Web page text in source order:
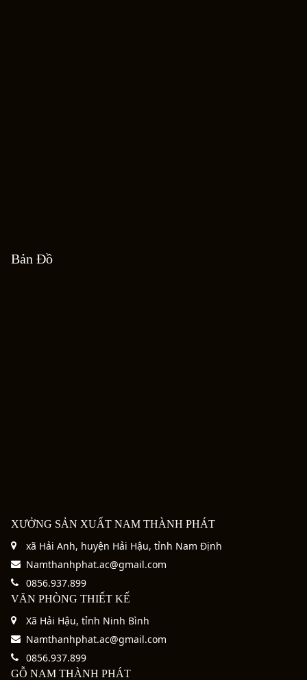
Bản Đồ
XƯỞNG SẢN XUẤT NAM THÀNH PHÁT
xã Hải Anh, huyện Hải Hậu, tỉnh Nam Định
Namthanhphat.ac@gmail.com
0856.937.899
VĂN PHÒNG THIẾT KẾ
Xã Hải Hậu, tỉnh Ninh Bình
Namthanhphat.ac@gmail.com
0856.937.899
GỖ NAM THÀNH PHÁT